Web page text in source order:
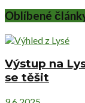
Oblíbené
Výstup na
se těšit